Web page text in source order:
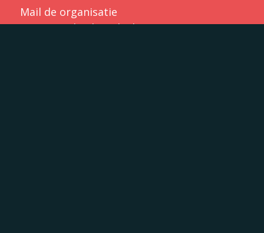
Mail de organisatie
merijn@schaakweek.nl